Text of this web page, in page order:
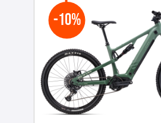
-10%